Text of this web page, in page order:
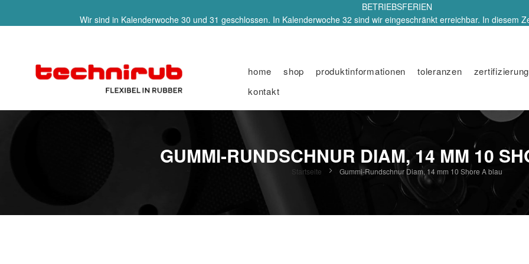
BETRIEBSFERIEN
Wir sind in Kalenderwoche 30 und 31 geschlossen. In Kalenderwoche 32 sind wir eingeschränkt erreichbar. In diesem
home shop produktinformationen toleranzen zertifizierung
kontakt
GUMMI-RUNDSCHNUR DIAM, 14 MM 10
Startseite Gummi-Rundschnur Diam, 14 mm 10 Shore A blau